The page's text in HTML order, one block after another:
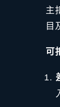
主
目
可